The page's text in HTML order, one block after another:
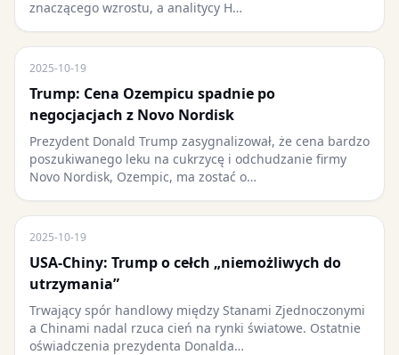
znaczącego wzrostu, a analitycy H…
2025-10-19
Trump: Cena Ozempicu spadnie po
negocjacjach z Novo Nordisk
Prezydent Donald Trump zasygnalizował, że cena bardzo
poszukiwanego leku na cukrzycę i odchudzanie firmy
Novo Nordisk, Ozempic, ma zostać o…
2025-10-19
USA-Chiny: Trump o cełch „niemożliwych do
utrzymania”
Trwający spór handlowy między Stanami Zjednoczonymi
a Chinami nadal rzuca cień na rynki światowe. Ostatnie
oświadczenia prezydenta Donalda…